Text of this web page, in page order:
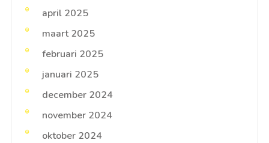
april 2025
maart 2025
februari 2025
januari 2025
december 2024
november 2024
oktober 2024